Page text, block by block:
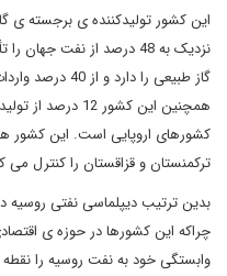
کشورهای اروپایی است. این کشور
ترکمنستان و قزاقستان را کنترل می
بدین ترتیب دیپلماسی نفتی روسیه
چراکه این کشورها در حوزه ی
وابستگی خود به نفت روسیه را